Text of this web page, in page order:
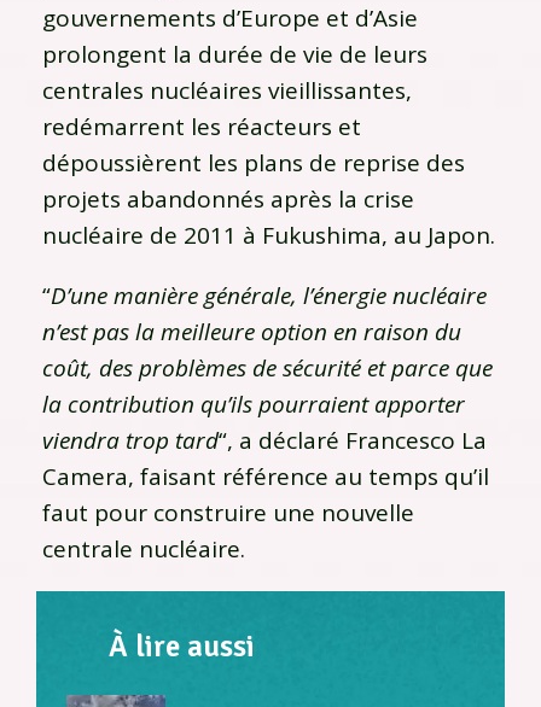
gouvernements d’Europe et d’Asie
prolongent la durée de vie de leurs
centrales nucléaires vieillissantes,
redémarrent les réacteurs et
dépoussièrent les plans de reprise des
projets abandonnés après la crise
nucléaire de 2011 à Fukushima, au Japon.
“D’une manière générale, l’énergie nucléaire
n’est pas la meilleure option en raison du
coût, des problèmes de sécurité et parce que
la contribution qu’ils pourraient apporter
viendra trop tard“, a déclaré Francesco La
Camera, faisant référence au temps qu’il
faut pour construire une nouvelle
centrale nucléaire.
À lire aussi